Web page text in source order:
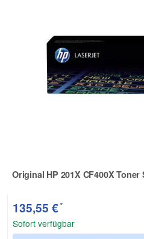
Original HP 201X CF400X
Zur Artikelbewertung
135,55 €*
Sofort verfügbar